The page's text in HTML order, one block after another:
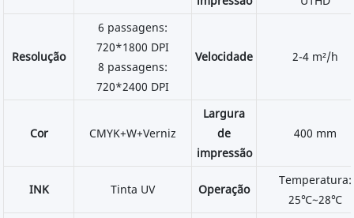
Resolução
6 passagens:
720*1800 DPI
8 passagens:
720*2400 DPI
Velocidade 2-4 m²/h
Cor CMYK+W+Verniz
Largura
de
impressão
400 mm
INK Tinta UV Operação
Temperatura:
25℃~28℃